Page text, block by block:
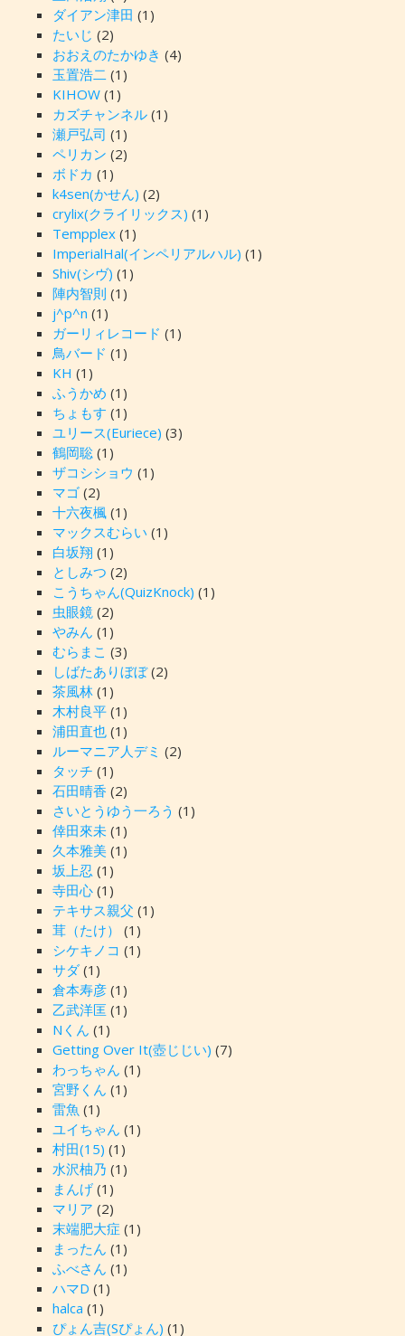
ダイアン津田 (1)
たいじ (2)
おおえのたかゆき (4)
玉置浩二(1)
KIHOW(1)
カズチャンネル(1)
瀬戸弘司 (1)
ペリカン (2)
ボドカ (1)
k4sen(かせん) (2)
crylix(クライリックス) (1)
Tempplex(1)
ImperialHal(インペリアルハル) (1)
Shiv(シヴ) (1)
陣内智則 (1)
j^p^n (1)
ガーリィレコード (1)
鳥バード (1)
KH (1)
ふうかめ (1)
ちょもす (1)
ユリース(Euriece) (3)
鶴岡聡(1)
ザコシショウ (1)
マゴ(2)
十六夜楓(1)
マックスむらい (1)
白坂翔 (1)
としみつ (2)
こうちゃん(QuizKnock) (1)
虫眼鏡(2)
やみん (1)
むらまこ (3)
しばたありぼぼ(2)
茶風林(1)
木村良平(1)
浦田直也(1)
ルーマニア人デミ (2)
タッチ (1)
石田晴香 (2)
さいとうゆう一ろう (1)
倖田來未(1)
久本雅美(1)
坂上忍 (1)
寺田心(1)
テキサス親父 (1)
茸（たけ）
(1)
シケキノコ (1)
サダ(1)
倉本寿彦(1)
乙武洋匡 (1)
Nくん (1)
Getting Over It(壺じじい) (7)
わっちゃん (1)
宮野くん (1)
雷魚 (1)
ユイちゃん (1)
村田(15) (1)
水沢柚乃 (1)
まんげ(1)
マリア (2)
末端肥大症 (1)
まったん (1)
ふべさん (1)
ハマD (1)
halca (1)
ぴょん吉(Sぴょん) (1)